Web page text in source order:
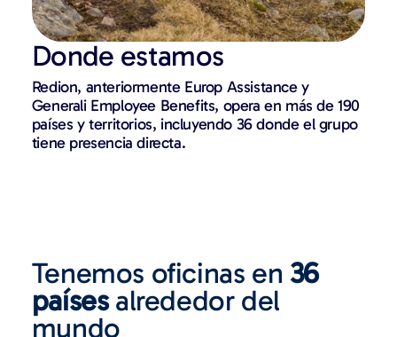
Donde estamos
Redion, anteriormente Europ Assistance y
Generali Employee Benefits, opera en más de 190
países y territorios, incluyendo 36 donde el grupo
tiene presencia directa.
Tenemos oficinas en 36
paísesalrededor del
mundo